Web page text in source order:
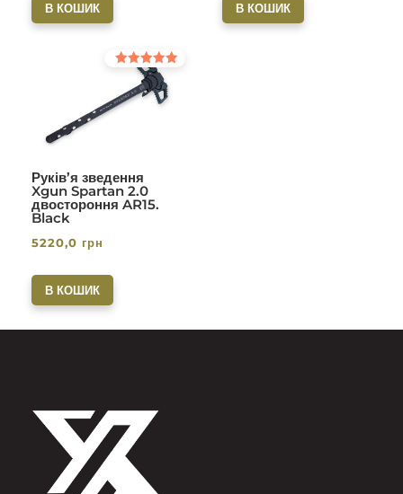
В КОШИК В КОШИК
Руків’я зведення
Xgun Spartan 2.0
двостороння AR15.
Black
Оцінено в
з 5
5220,0 грн
В КОШИК